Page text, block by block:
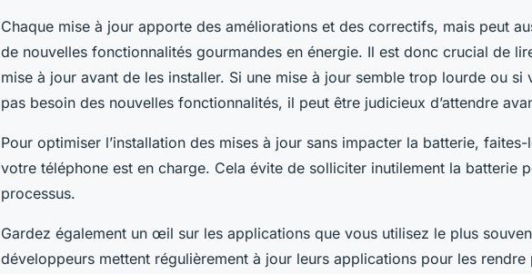
Chaque mise à jour apporte des améliorations et des correctifs, mais peut
de nouvelles fonctionnalités gourmandes en énergie. Il est donc crucial de
mise à jour avant de les installer. Si une mise à jour semble trop lourde ou si
pas besoin des nouvelles fonctionnalités, il peut être judicieux d’attendre
Pour optimiser l’installation des mises à jour sans impacter la batterie,
votre téléphone est en charge. Cela évite de solliciter inutilement la batterie
processus.
Gardez également un œil sur les applications que vous utilisez le plus
développeurs mettent régulièrement à jour leurs applications pour les rendre